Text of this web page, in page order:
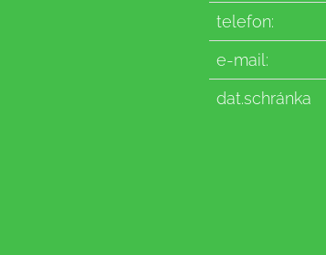
telefon:
e-mail:
dat.schránka